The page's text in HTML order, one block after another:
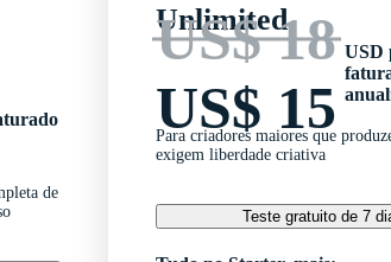
de
Unlimited
US$ 18
US$ 15
USD
Para criadores maiores que
exigem liberdade criativa
Teste gratuito de 7